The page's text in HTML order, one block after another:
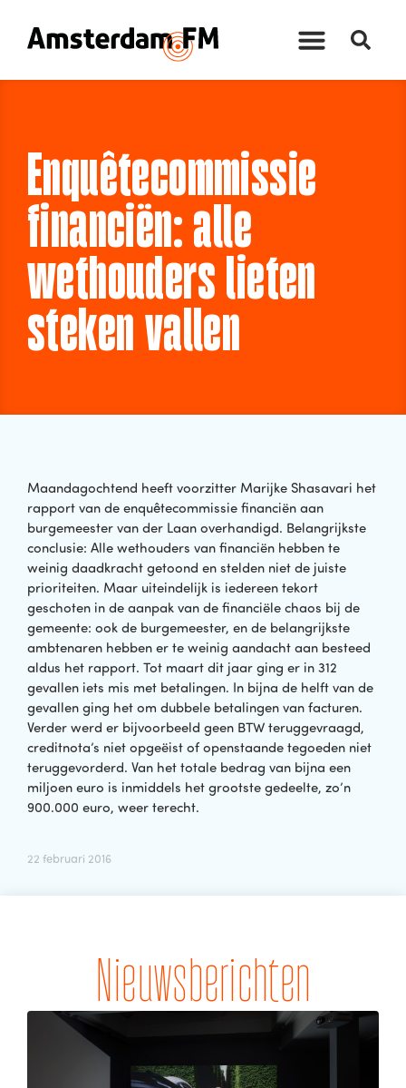
Enquêtecommissie
financiën: alle
wethouders lieten
steken vallen
Maandagochtend heeft voorzitter Marijke Shasavari het
rapport van de enquêtecommissie financiën aan
burgemeester van der Laan overhandigd. Belangrijkste
conclusie: Alle wethouders van financiën hebben te
weinig daadkracht getoond en stelden niet de juiste
prioriteiten. Maar uiteindelijk is iedereen tekort
geschoten in de aanpak van de financiële chaos bij de
gemeente: ook de burgemeester, en de belangrijkste
ambtenaren hebben er te weinig aandacht aan besteed
aldus het rapport. Tot maart dit jaar ging er in 312
gevallen iets mis met betalingen. In bijna de helft van de
gevallen ging het om dubbele betalingen van facturen.
Verder werd er bijvoorbeeld geen BTW teruggevraagd,
creditnota’s niet opgeëist of openstaande tegoeden niet
teruggevorderd. Van het totale bedrag van bijna een
miljoen euro is inmiddels het grootste gedeelte, zo’n
900.000 euro, weer terecht.
22 februari 2016
Nieuwsberichten